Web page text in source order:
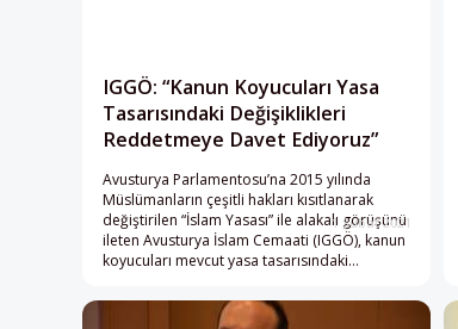
IGGÖ: “Kanun Koyucuları Yasa
Tasarısındaki Değişiklikleri
Reddetmeye Davet Ediyoruz”
Avusturya Parlamentosu’na 2015 yılında
Müslümanların çeşitli hakları kısıtlanarak
değiştirilen “İslam Yasası” ile alakalı görüşünü
ileten Avusturya İslam Cemaati (IGGÖ), kanun
koyucuları mevcut yasa tasarısındaki
1 Şubat 2021